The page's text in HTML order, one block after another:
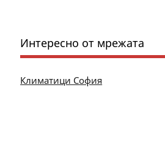
Интересно от мрежата
Климатици София